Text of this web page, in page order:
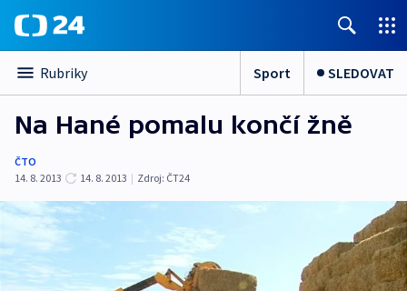
Rubriky Sport SLEDOVAT
Na Hané pomalu končí žně
ČTO
14. 8. 2013
14. 8. 2013 | Zdroj: ČT24